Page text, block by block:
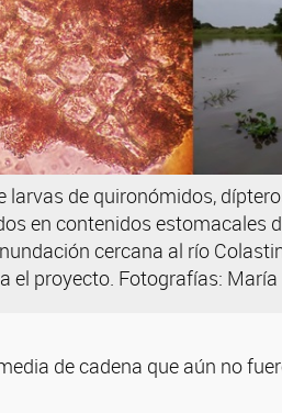
larvas de quironómidos,
en contenidos estomacales
cercana al río
el proyecto. Fotografías:
de cadena que aún no